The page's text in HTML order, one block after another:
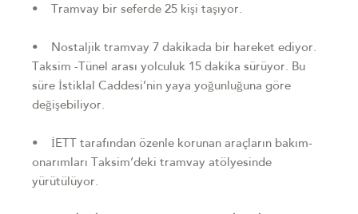
• Tramvay bir seferde 25 kişi taşıyor.
• Nostaljik tramvay 7 dakikada bir hareket ediyor.
Taksim -Tünel arası yolculuk 15 dakika sürüyor. Bu
süre İstiklal Caddesi’nin yaya yoğunluğuna göre
değişebiliyor.
• İETT tarafından özenle korunan araçların bakım-
onarımları Taksim’deki tramvay atölyesinde
yürütülüyor.